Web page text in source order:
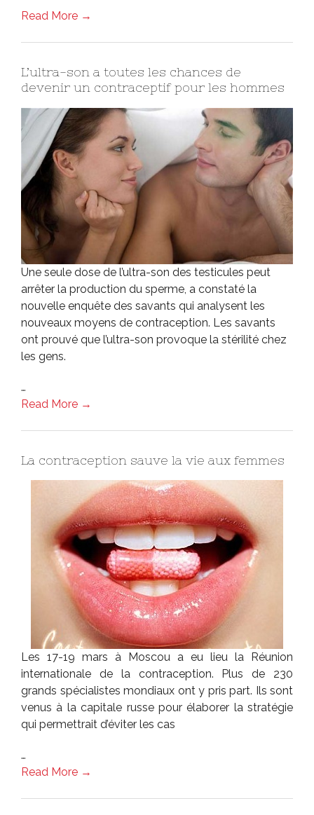
Read More →
L’ultra-son a toutes les chances de
devenir un contraceptif pour les hommes
Une seule dose de l’ultra-son des testicules peut
arrêter la production du sperme, a constaté la
nouvelle enquête des savants qui analysent les
nouveaux moyens de contraception. Les savants
ont prouvé que l’ultra-son provoque la stérilité chez
les gens.
…
Read More →
La contraception sauve la vie aux femmes
Les 17-19 mars à Moscou a eu lieu la Réunion
internationale de la contraception. Plus de 230
grands spécialistes mondiaux ont y pris part. Ils sont
venus à la capitale russe pour élaborer la stratégie
qui permettrait d’éviter les cas
…
Read More →